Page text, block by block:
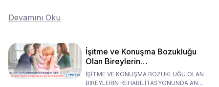
Devamını Oku
İşitme ve Konuşma Bozukluğu
Olan Bireylerin
Rehabilitasyonunda Ana
Babaların Tutumları
İŞİTME VE KONUŞMA BOZUKLUĞU OLAN
BİREYLERİN REHABİLİTASYONUNDA ANA